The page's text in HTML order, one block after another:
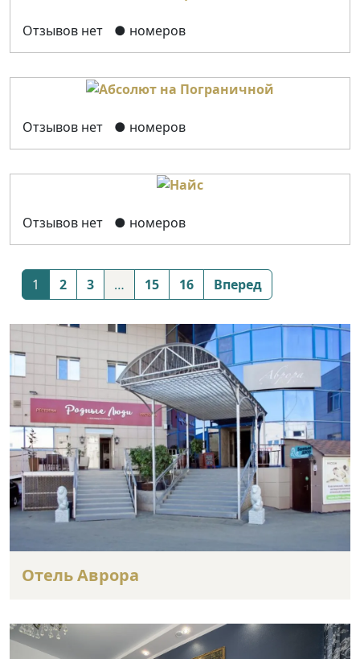
Отзывов нет ● номеров
Отзывов нет ● номеров
Отзывов нет ● номеров
Posts
navigation
1 2 3 … 15 16 Вперед
Отель Аврора